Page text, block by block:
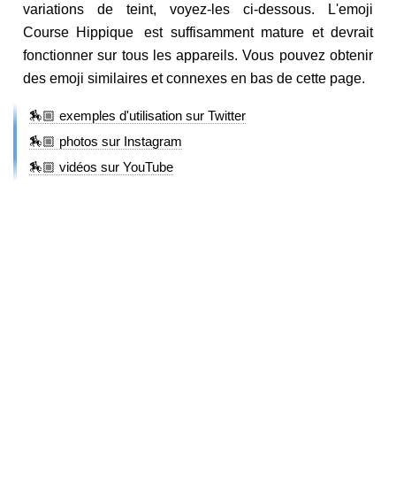
variations de teint, voyez-les ci-dessous. L'emoji
Course Hippique est suffisamment mature et devrait
fonctionner sur tous les appareils. Vous pouvez obtenir
des emoji similaires et connexes en bas de cette page.
🏇🏼 exemples d'utilisation sur Twitter
🏇🏼 photos sur Instagram
🏇🏼 vidéos sur YouTube